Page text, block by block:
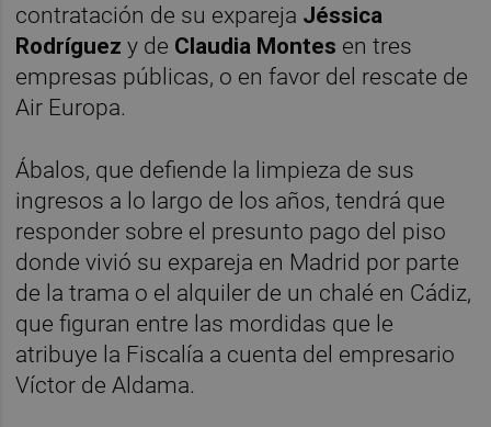
contratación de su expareja Jéssica
Rodríguez y de Claudia Montes en tres
empresas públicas, o en favor del rescate de
Air Europa.
Ábalos, que defiende la limpieza de sus
ingresos a lo largo de los años, tendrá que
responder sobre el presunto pago del piso
donde vivió su expareja en Madrid por parte
de la trama o el alquiler de un chalé en Cádiz,
que figuran entre las mordidas que le
atribuye la Fiscalía a cuenta del empresario
Víctor de Aldama.